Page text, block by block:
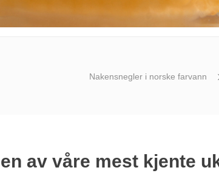
Nakensnegler i norske farvann
av våre mest kjente